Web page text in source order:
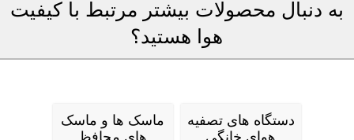
به دنبال محصولات بیشتر مرتبط با کیفیت
هوا هستید؟
دستگاه های تصفیه
هوای خانگی
ماسک ها و ماسک
های محافظ